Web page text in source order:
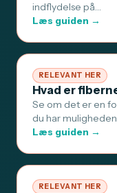
indflydelse på…
Læs guiden →
RELEVANT HER
Hvad er
Se om det er en
du har muligheden
Læs guiden →
RELEVANT HER